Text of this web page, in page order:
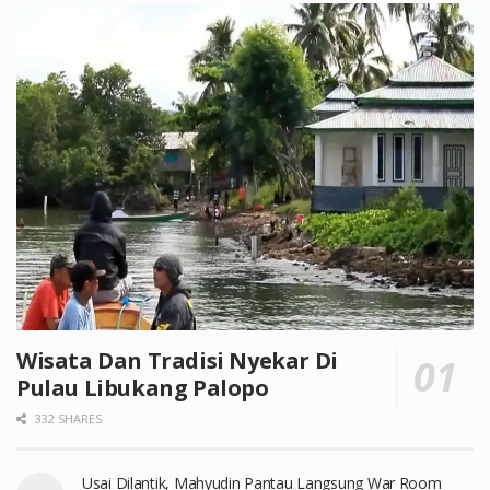
Wisata Dan Tradisi Nyekar Di
Pulau Libukang Palopo
332 SHARES
Usai Dilantik, Mahyudin Pantau Langsung War Room